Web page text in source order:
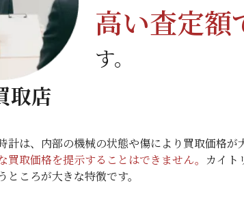
取店
高い査定額
す。
計は、内部の機械の状態や傷により買取価格が
買取価格を提示することはできません。 カイト
ところが大きな特徴です。